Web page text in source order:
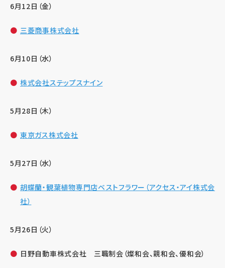
6月12日（金）
三菱商事株式会社
6月10日（水）
株式会社ステップスナイン
5月28日（木）
東京ガス株式会社
5月27日（水）
胡蝶蘭・観葉植物専門店ベストフラワー（アクセス・アイ株式会
社）
5月26日（火）
日野自動車株式会社 三職制会（燦和会、親和会、優和会）